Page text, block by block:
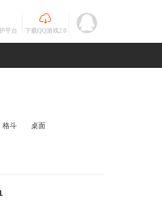
平台 下载QQ游戏2.0
格斗
桌面